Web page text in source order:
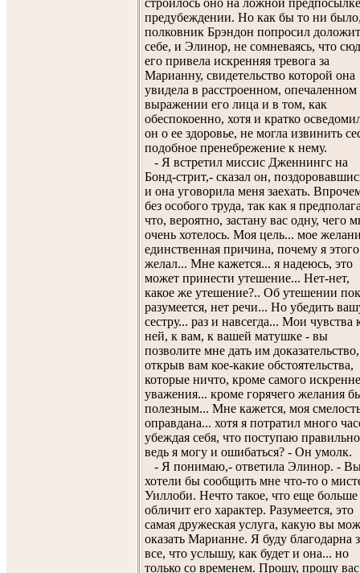
строилось оно на ложной
предубеждении. Но как бы то ни
полковник Брэндон попросил
себе, и Элинор, не сомневаясь, что
его привела искренняя тревога за
Марианну, свидетельство которой она
увидела в расстроенном, опечаленном
выражении его лица и в том, как
обеспокоенно, хотя и кратко
он о ее здоровье, не могла извинить
подобное пренебрежение к нему.
- Я встретил миссис Дженнингс на
Бонд-стрит,- сказал он,
и она уговорила меня заехать.
без особого труда, так как я
что, вероятно, застану вас одну, чего
очень хотелось. Моя цель... мое
единственная причина, почему я этого
желал... Мне кажется... я надеюсь, это
может принести утешение... Нет-нет,
какое же утешение?.. Об утешении
разумеется, нет речи... Но убедить
сестру... раз и навсегда... Мои чувства
ней, к вам, к вашей матушке - вы
позволите мне дать им доказательство,
открыв вам кое-какие обстоятельства,
которые ничто, кроме самого
уважения... кроме горячего желания
полезным... Мне кажется, моя
оправдана... хотя я потратил много
убеждая себя, что поступаю
ведь я могу и ошибаться? - Он умолк.
- Я понимаю,- ответила Элинор. -
хотели бы сообщить мне что-то о
Уиллоби. Нечто такое, что еще больше
обличит его характер. Разумеется, это
самая дружеская услуга, какую вы
оказать Марианне. Я буду благодарна
все, что услышу, как будет и она... но
только со временем. Прошу, прошу вас